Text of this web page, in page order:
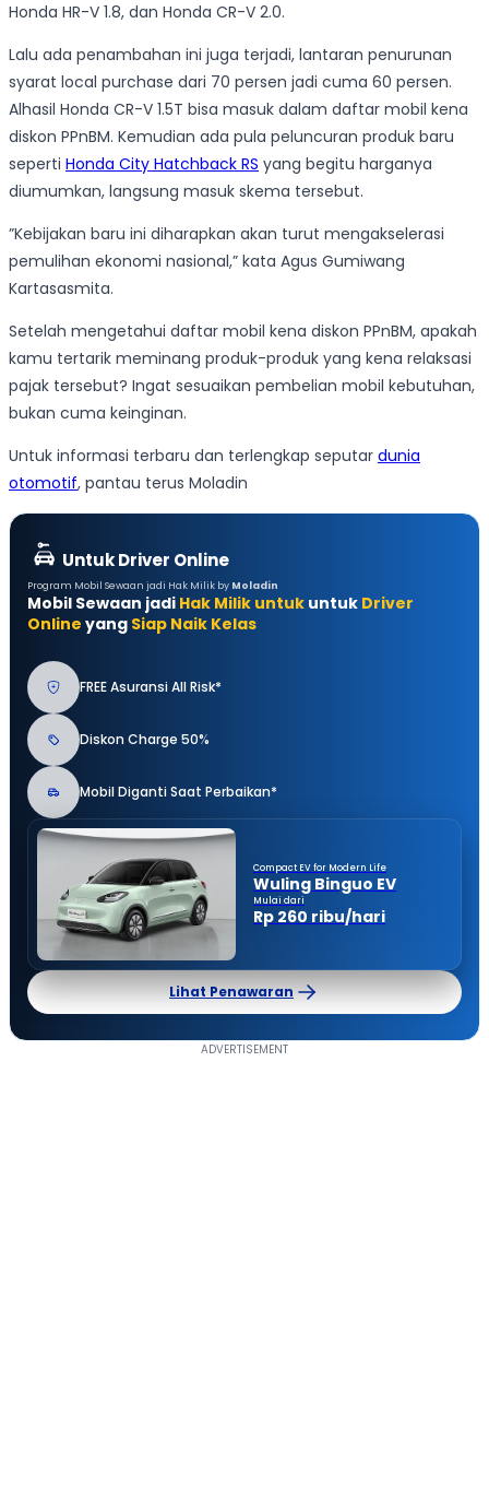
Honda HR-V 1.8, dan Honda CR-V 2.0.
Lalu ada penambahan ini juga terjadi, lantaran penurunan
syarat local purchase dari 70 persen jadi cuma 60 persen.
Alhasil Honda CR-V 1.5T bisa masuk dalam daftar mobil kena
diskon PPnBM. Kemudian ada pula peluncuran produk baru
seperti Honda City Hatchback RS yang begitu harganya
diumumkan, langsung masuk skema tersebut.
”Kebijakan baru ini diharapkan akan turut mengakselerasi
pemulihan ekonomi nasional,” kata Agus Gumiwang
Kartasasmita.
Setelah mengetahui daftar mobil kena diskon PPnBM, apakah
kamu tertarik meminang produk-produk yang kena relaksasi
pajak tersebut? Ingat sesuaikan pembelian mobil kebutuhan,
bukan cuma keinginan.
Untuk informasi terbaru dan terlengkap seputar dunia
otomotif, pantau terus Moladin
Untuk Driver Online
Program Mobil Sewaan jadi Hak Milik by Moladin
Mobil Sewaan jadi Hak Milik untuk untuk Driver
Online yang Siap Naik Kelas
FREE Asuransi All Risk*
Diskon Charge 50%
Mobil Diganti Saat Perbaikan*
Compact EV for Modern Life
Wuling Binguo EV
Mulai dari
Rp 260 ribu/hari
Lihat Penawaran